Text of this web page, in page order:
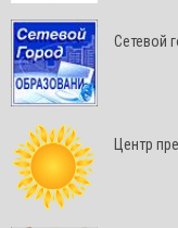
Сетевой
Центр